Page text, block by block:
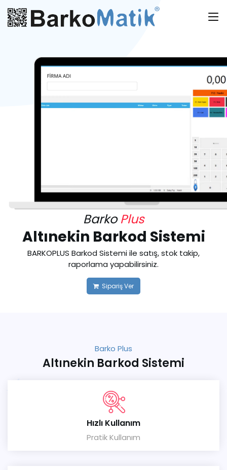
BarkoPlus
Altınekin Barkod Sistemi
BARKOPLUS Barkod Sistemi ile satış, stok takip,
raporlama yapabilirsiniz.
Sipariş Ver
Barko Plus
Altınekin Barkod Sistemi
Hızlı Kullanım
Pratik Kullanım